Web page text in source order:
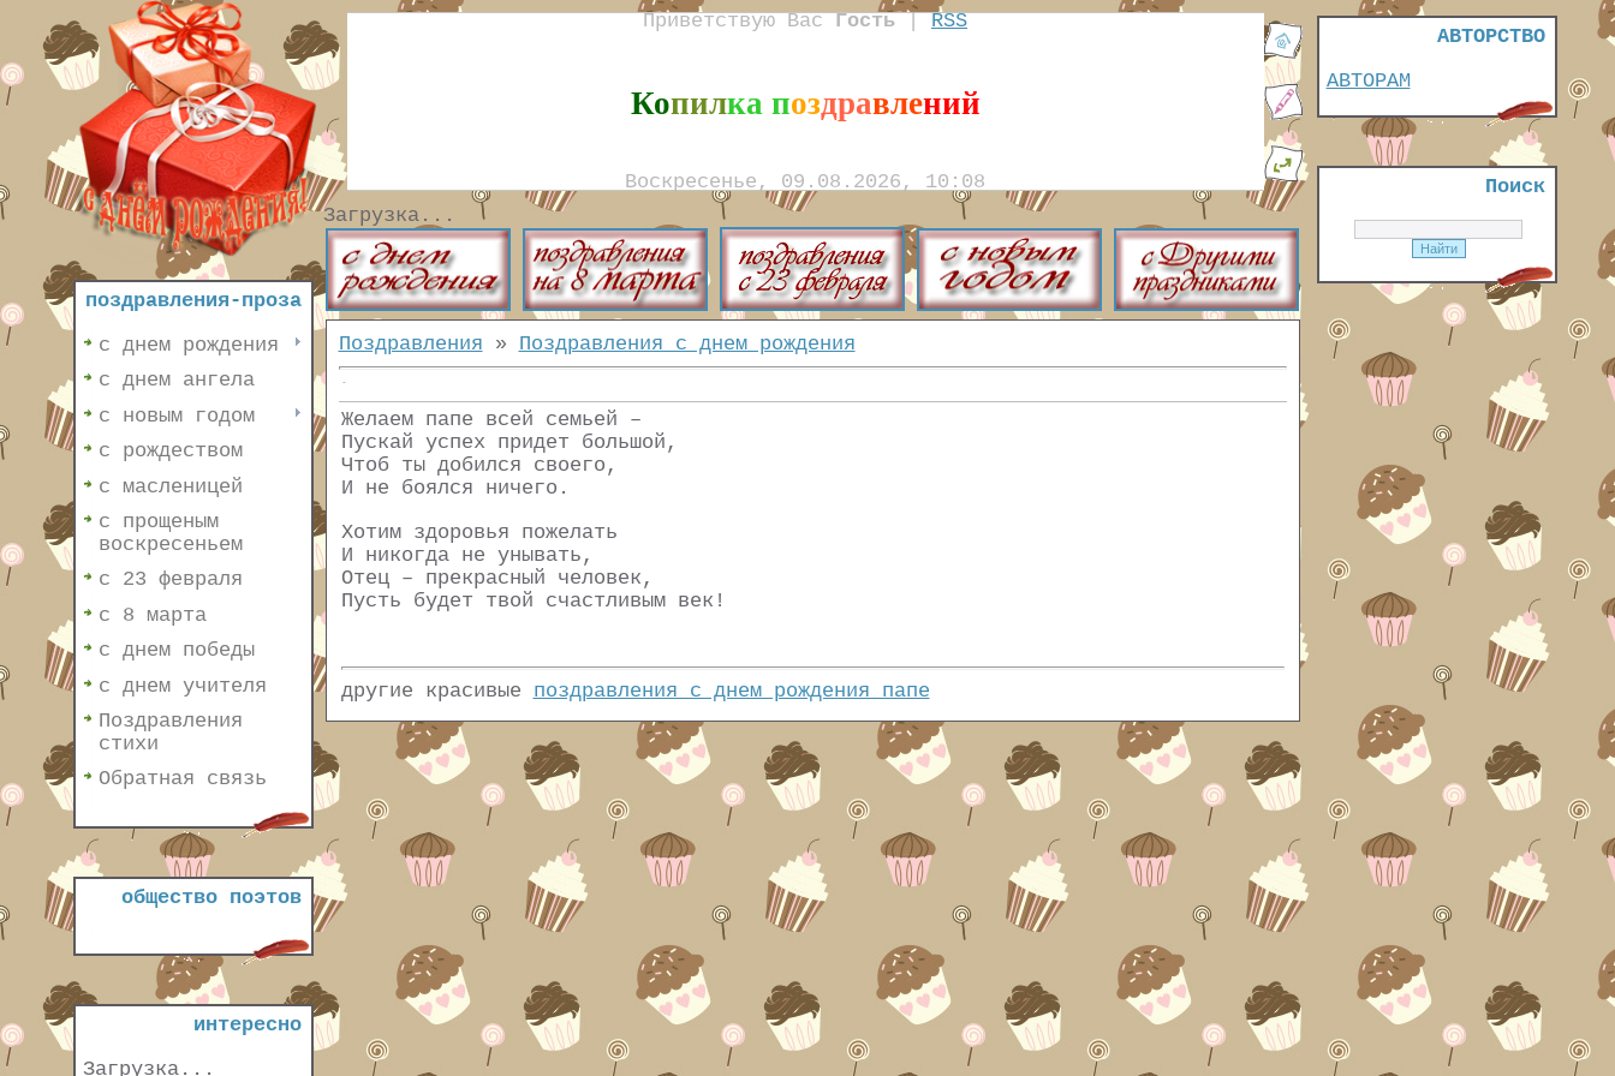
поздравления-проза
с днем рождения
с днем ангела
с новым годом
с рождеством
с масленицей
с прощеным
воскресеньем
с 23 февраля
с 8 марта
с днем победы
с днем учителя
Поздравления
стихи
Обратная связь
общество поэтов
интересно
Загрузка...
Приветствую Вас Гость|RSS
Копилка поздравлений
Воскресенье, 09.08.2026, 10:08
Загрузка...
Поздравления » Поздравления с днем рождения
Желаем папе всей семьей –
Пускай успех придет большой,
Чтоб ты добился своего,
И не боялся ничего.
Хотим здоровья пожелать
И никогда не унывать,
Отец – прекрасный человек,
Пусть будет твой счастливым век!
другие красивые поздравления с днем рождения папе
АВТОРСТВО
АВТОРАМ
Поиск